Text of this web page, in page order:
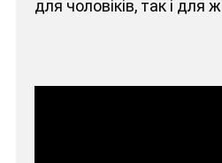
для чоловіків, так і для